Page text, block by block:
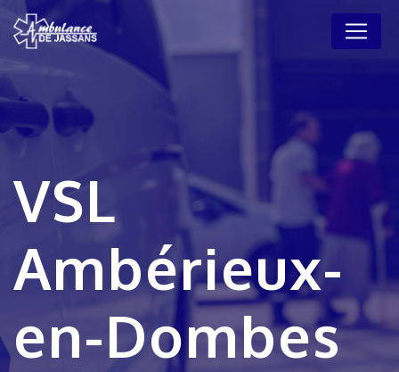
VSL
Ambérieux-
en-Dombes
Panneau de gestion des cookies